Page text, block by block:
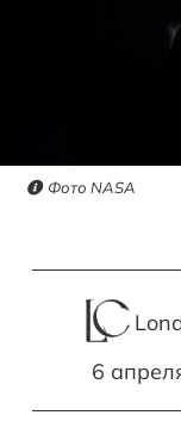
Фото NASA
6